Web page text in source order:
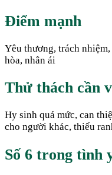
Điểm mạnh
Yêu thương, trách
hòa, nhân ái
Thử thách cần
Hy sinh quá mức, can
cho người khác, thiếu
Số 6 trong tình